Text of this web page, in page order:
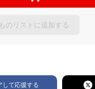
のリストに追加する
して応援する